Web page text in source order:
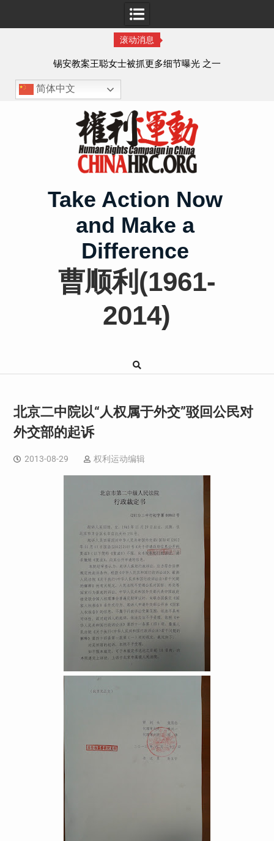
滚动消息
锡安教案王聪女士被抓更多细节曝光 之一
简体中文
Take Action Now
and Make a
Difference
曹顺利(1961-
2014)
北京二中院以“人权属于外交”驳回公民对
外交部的起诉
2013-08-29 权利运动编辑